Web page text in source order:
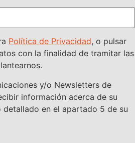
Política de Privacidad, o pulsar
con la finalidad de tramitar las
y/o Newsletters de
información acerca de su
en el apartado 5 de su